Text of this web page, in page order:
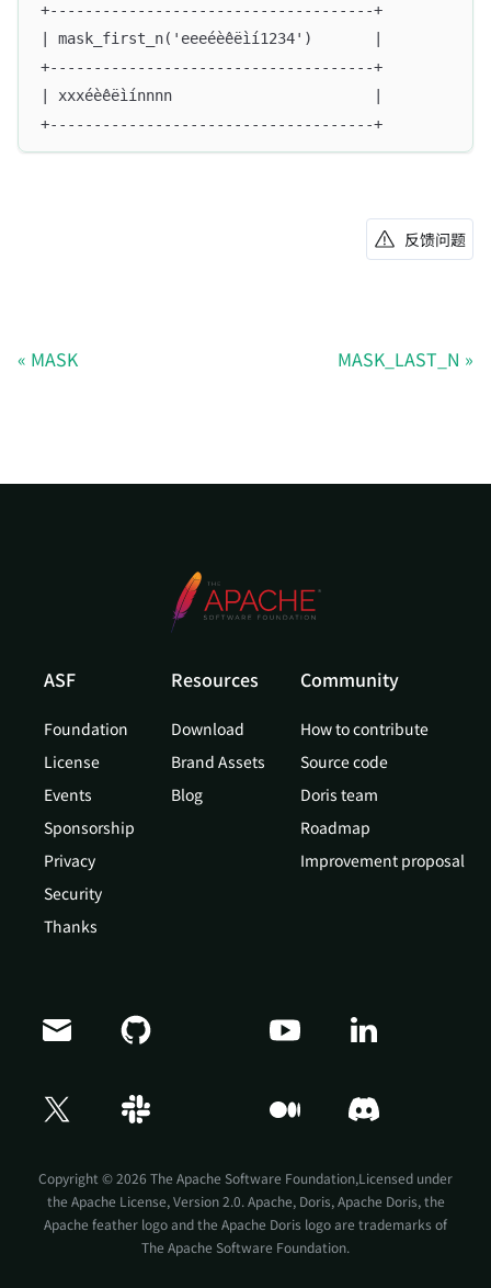
+-------------------------------------+
| mask_first_n('eeeéèêëìí1234')       |
+-------------------------------------+
| xxxéèêëìínnnn                       |
+-------------------------------------+
反馈问题
MASK MASK_LAST_N
ASF
Foundation
License
Events
Sponsorship
Privacy
Security
Thanks
Resources
Download
Brand Assets
Blog
Community
How to contribute
Source code
Doris team
Roadmap
Improvement proposal
Copyright © 2026 The Apache Software Foundation,Licensed under
the Apache License, Version 2.0. Apache, Doris, Apache Doris, the
Apache feather logo and the Apache Doris logo are trademarks of
The Apache Software Foundation.
Doris Summit 26